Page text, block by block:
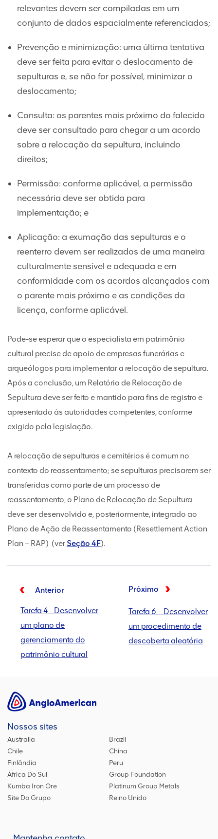
relevantes devem ser compiladas em um
conjunto de dados espacialmente referenciados;
Prevenção e minimização: uma última tentativa
deve ser feita para evitar o deslocamento de
sepulturas e, se não for possível, minimizar o
deslocamento;
Consulta: os parentes mais próximo do falecido
deve ser consultado para chegar a um acordo
sobre a relocação da sepultura, incluindo
direitos;
Permissão: conforme aplicável, a permissão
necessária deve ser obtida para
implementação; e
Aplicação: a exumação das sepulturas e o
reenterro devem ser realizados de uma maneira
culturalmente sensível e adequada e em
conformidade com os acordos alcançados com
o parente mais próximo e as condições da
licença, conforme aplicável.
Pode-se esperar que o especialista em patrimônio
cultural precise de apoio de empresas funerárias e
arqueólogos para implementar a relocação de sepultura.
Após a conclusão, um Relatório de Relocação de
Sepultura deve ser feito e mantido para fins de registro e
apresentado às autoridades competentes, conforme
exigido pela legislação.
A relocação de sepulturas e cemitérios é comum no
contexto do reassentamento; se sepulturas precisarem ser
transferidas como parte de um processo de
reassentamento, o Plano de Relocação de Sepultura
deve ser desenvolvido e, posteriormente, integrado ao
Plano de Ação de Reassentamento (Resettlement Action
Plan – RAP) (ver Seção 4F).
Anterior
Tarefa 4 - Desenvolver
um plano de
gerenciamento do
patrimônio cultural
Próximo
Tarefa 6 – Desenvolver
um procedimento de
descoberta aleatória
Nossos sites
Australia
Brazil
Chile
China
Finlândia
Peru
África Do Sul
Group Foundation
Kumba Iron Ore
Platinum Group Metals
Site Do Grupo
Reino Unido